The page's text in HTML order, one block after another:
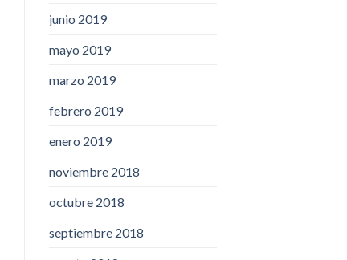
junio 2019
mayo 2019
marzo 2019
febrero 2019
enero 2019
noviembre 2018
octubre 2018
septiembre 2018